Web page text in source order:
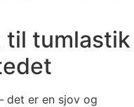
til tumlastik
det er en sjov og